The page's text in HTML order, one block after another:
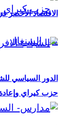
حزب كيراي
الاقتصاد الأخضر
الدور السياسي